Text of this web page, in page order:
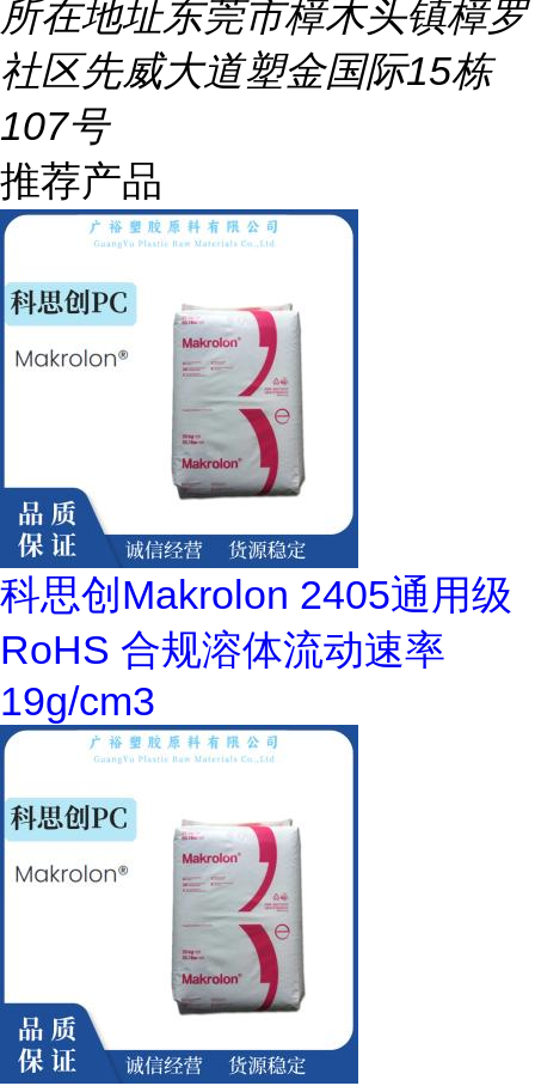
所在地址东莞市樟木头镇樟罗
社区先威大道塑金国际15栋
107号
推荐产品
科思创Makrolon 2405通用级
RoHS 合规溶体流动速率
19g/cm3